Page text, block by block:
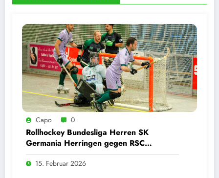
Capo 0
Rollhockey Bundesliga Herren SK
Germania Herringen gegen RSC
Cronenberg Löwen 14.02.2026
15. Februar 2026